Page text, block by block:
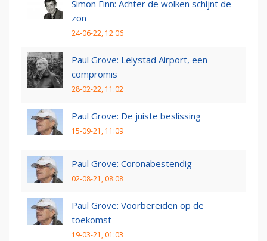
Simon Finn: Achter de wolken schijnt de
zon
24-06-22, 12:06
Paul Grove: Lelystad Airport, een
compromis
28-02-22, 11:02
Paul Grove: De juiste beslissing
15-09-21, 11:09
Paul Grove: Coronabestendig
02-08-21, 08:08
Paul Grove: Voorbereiden op de
toekomst
19-03-21, 01:03